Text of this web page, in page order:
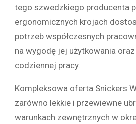
tego szwedzkiego producenta
ergonomicznych krojach
potrzeb współczesnych
na wygodę jej użytkowania
codziennej pracy.
Kompleksowa oferta Snickers
zarówno lekkie i przewiewne
warunkach zewnętrznych w